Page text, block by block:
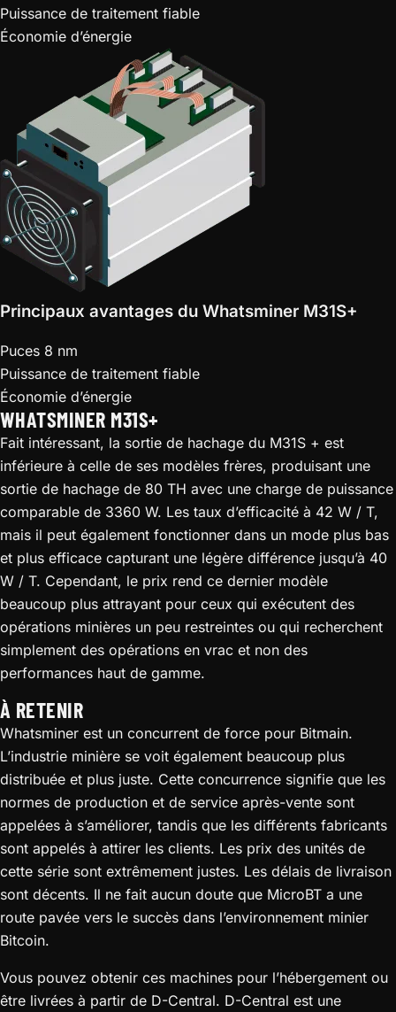
Puissance de traitement fiable
Économie d’énergie
Principaux avantages du Whatsminer M31S+
Puces 8 nm
Puissance de traitement fiable
Économie d’énergie
WHATSMINER M31S+
Fait intéressant, la sortie de hachage du M31S + est
inférieure à celle de ses modèles frères, produisant une
sortie de hachage de 80 TH avec une charge de puissance
comparable de 3360 W. Les taux d’efficacité à 42 W / T,
mais il peut également fonctionner dans un mode plus bas
et plus efficace capturant une légère différence jusqu’à 40
W / T. Cependant, le prix rend ce dernier modèle
beaucoup plus attrayant pour ceux qui exécutent des
opérations minières un peu restreintes ou qui recherchent
simplement des opérations en vrac et non des
performances haut de gamme.
À RETENIR
Whatsminer est un concurrent de force pour Bitmain.
L’industrie minière se voit également beaucoup plus
distribuée et plus juste. Cette concurrence signifie que les
normes de production et de service après-vente sont
appelées à s’améliorer, tandis que les différents fabricants
sont appelés à attirer les clients. Les prix des unités de
cette série sont extrêmement justes. Les délais de livraison
sont décents. Il ne fait aucun doute que MicroBT a une
route pavée vers le succès dans l’environnement minier
Bitcoin.
Vous pouvez obtenir ces machines pour l’hébergement ou
être livrées à partir de D-Central. D-Central est une